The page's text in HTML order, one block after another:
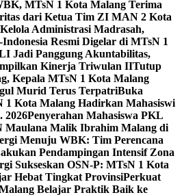
MTsN 1 Kota Malang Terima
dari Ketua Tim ZI MAN 2 Kota
Administrasi Madrasah,
Resmi Digelar di MTsN 1
Jadi Panggung Akuntabilitas,
Kinerja Triwulan IITutup
Kepala MTsN 1 Kota Malang
Murid Terus TerpatriBuka
1 Kota Malang Hadirkan Mahasiswi
2026Penyerahan Mahasiswa PKL
Maulana Malik Ibrahim Malang di
Menuju WBK: Tim Perencana
Pendampingan Intensif Zona
Sukseskan OSN-P: MTsN 1 Kota
Hebat Tingkat ProvinsiPerkuat
Belajar Praktik Baik ke